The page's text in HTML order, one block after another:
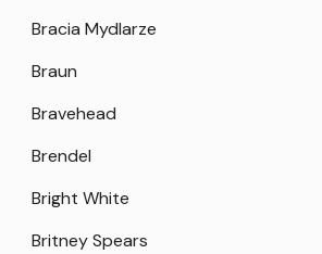
Bracia Mydlarze
Braun
Bravehead
Brendel
Bright White
Britney Spears